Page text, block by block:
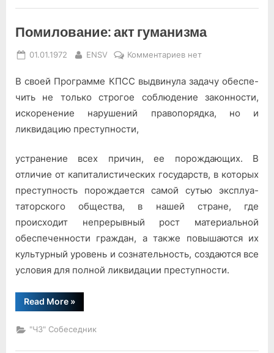
Помилование: акт гуманизма
Posted
01.01.1972 By
ENSV Комментариевк
Помилование:
акт
нет
В своей Программе КПСС выдвинула задачу обеспе­
чить не только строгое соблю­дение законности,
искоренение нарушений правопорядка, но и
ликвидацию преступности,
устранение всех причин, ее по­рождающих. В
отличие от ка­питалистических государств, в которых
преступность порож­дается самой сутью эксплуа­
таторского общества, в нашей стране, где
происходит непре­рывный рост материальной
обеспеченности граждан, а также повышаются их
куль­турный уровень и сознатель­ность, создаются все
условия для полной ликвидации пре­ступности.
Read More“Помилование:
акт
»
"ЧЗ" Собеседник